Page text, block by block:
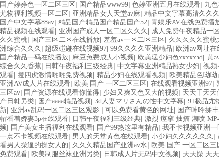
国产婷婷色一区二区三区 | 国产精品www99| 色婷亚洲五月在线观看| 九
尤物福利视频一区二区 | 亚洲精品女人天堂av麻| 精品中文字幕高清久久
国产中文字幕88av| 精品国产精品国产精品国产52| 青娱乐AV在线免费播
精品视频在线观看| 亚洲国产成人一区二区久久久 | 成人免费午夜精品一
久久蜜桃| 国产三区二区在线播放| 羞羞av一区二区三区 | 久久久久久蜜桃
洲综合久久久 | 超级碰碰在线视频97| 99久久久久亚洲精品| 欧洲av网址在
国产精品一码在线播放| 麻豆免费成人小视频| 欧美猛少妇色xxxxxhd| 黄
综合久久香蕉| 日韩午夜福利三级经典| 中文字幕亚洲精品熟女少妇| 视频
观看| 搜四虎激情啪啪免费视频| 精品少妇在线观看视频| 欧美精品色呦呦
亚洲AV成人片在线观看| 欧美 国产 一区二区三区 | 在线观看视频亚洲97|
三区av| 国产资源在线观看你懂得| 少妇又爽又色又大的视频| 天天干天天
产日韩另类| 国产aaaa精品视频| 3d人妻マリさんの性中文字幕| 91极品尤
新| 亚洲av乱码一区二区三区观影 | 可以免费看黄色的网址| 国产呻吟揉
帽看着娇妻3p在线观看| 日韩午夜福利三级经典| 激烈 痉挛 抽搐 潮喷
频| 国产美女主播福利在线观看| 国产99热这里有精品| 我不卡视频亚洲一
一点不卡视频在线观看| 男人的天堂黄色在线观看| 小少妇久久久久久久 |
看男人操逼的操女人的| 久久久精品国产亚洲av水| 欧美 国产 一区二区三
免费观看| 欧美制服丝袜亚洲另类| 日韩成人片无码中文视频| 天天操 天